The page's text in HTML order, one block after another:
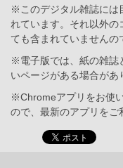
※このデジタル雑誌には
れています。それ以外の
ても含まれていませんの
※電子版では、紙の雑誌
いページがある場合があ
※Chromeアプリをお使
ので、最新のアプリをご